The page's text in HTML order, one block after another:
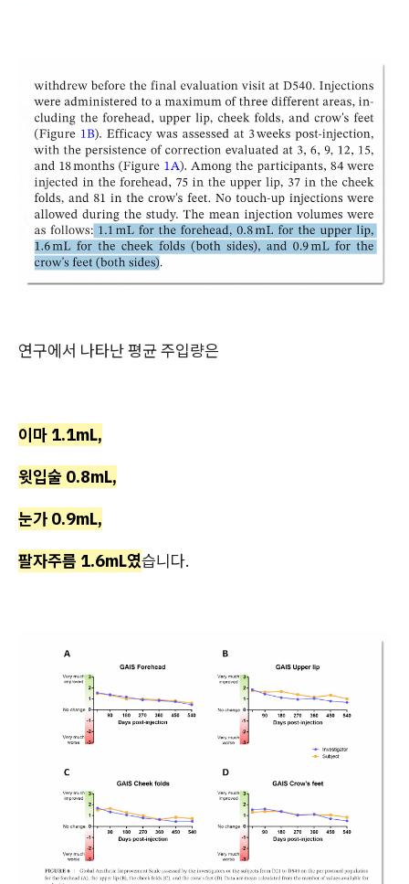
연구에서 나타난 평균 주입량은
이마 1.1mL,
윗입술 0.8mL,
눈가 0.9mL,
팔자주름 1.6mL였습니다.